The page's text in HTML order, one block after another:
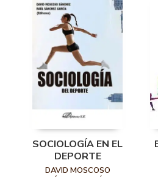
SOCIOLOGÍA EN EL
DEPORTE
DAVID MOSCOSO